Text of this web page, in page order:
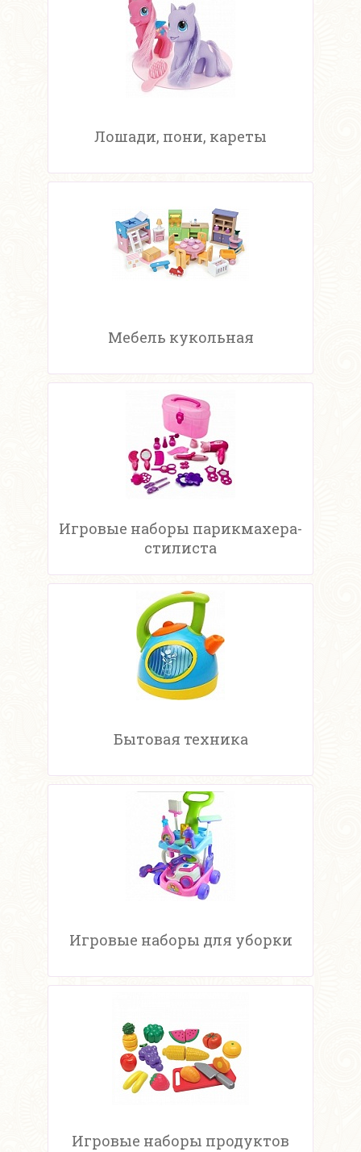
Лошади, пони, кареты
Мебель кукольная
Игровые наборы парикмахера-
стилиста
Бытовая техника
Игровые наборы для уборки
Игровые наборы продуктов